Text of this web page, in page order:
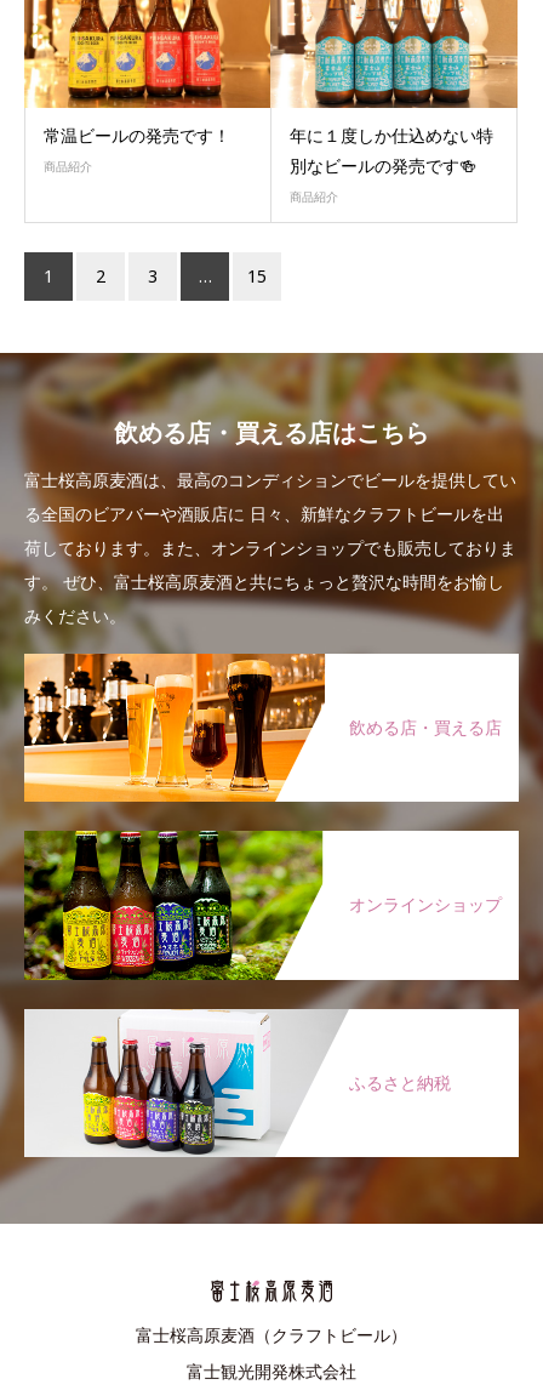
常温ビールの発売です！
商品紹介
年に１度しか仕込めない特
別なビールの発売です🍻
商品紹介
1 2 3 … 15
飲める店・買える店はこちら
富士桜高原麦酒は、最高のコンディションでビールを提供してい
る全国のビアバーや酒販店に 日々、新鮮なクラフトビールを出
荷しております。また、オンラインショップでも販売しておりま
す。ぜひ、富士桜高原麦酒と共にちょっと贅沢な時間をお愉し
みください。
飲める店・買える店
オンラインショップ
ふるさと納税
富士桜高原麦酒（クラフトビール）
富士観光開発株式会社